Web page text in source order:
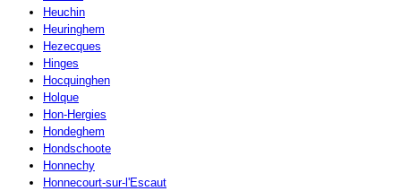
Heuchin
Heuringhem
Hezecques
Hinges
Hocquinghen
Holque
Hon-Hergies
Hondeghem
Hondschoote
Honnechy
Honnecourt-sur-l'Escaut